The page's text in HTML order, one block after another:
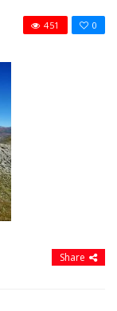
0
451
Share